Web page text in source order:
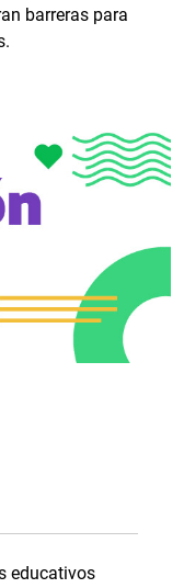
barreras para
educativos